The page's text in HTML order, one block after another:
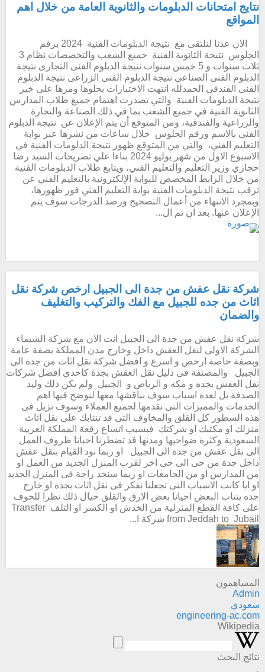
نتايج امتحانات الدبلومات والثانوية العامة من خلال اهم
المواقع
الان عدنا لنلتقى مع نتيجة الدبلومات الفنية 2024 برقم
الجلوس نتيجة الثانوية الفنية جميع الشعب والتخصصات نظام 3
ثلاث سنوات و 5 خمس سنوات نتيجة الدبلوم الفنى التجارى نتيجة
الدبلوم الفنى الصناعى نتيجة الدبلوم الفنى الزراعى نتيجة الدبلوم
الفنى الفندقى الحمدلله انتهت الاختبارات بحلوها ومرها على خير
نتيجة الدبلومات الفنية والتي تصدرت اهتمام جميع طلاب المدارس
الثانوية الفنية في جميع الشعب بما في ذلك الصناعة والتجارة
والزراعية والفندقية، ومن المتوقع أن يتم الإعلان عن نتيجة الدبلوم
الفني بالاسم ورقم الجلوس خلال ساعات من نشرها عبر بوابة
التعليم الفني، والتي من المتوقع ظهور نتيجة الدلومات الفنية في
الاسبوع الاول من شهر يوليو 2024 بناءا علي تصريحات السيد رضا
حجازي وزير التعليم والتعليم الفني، ويتابع طلاب الدبلومات الفنية
من خلال الرابط المخصص للبوابة الإلكترونية بالتعليم الفني عن
ترقب نتيجة الدبلومات الفنية بوابة التعليم الفني فور ظهورها،
وبمجرد الانتهاء من أعمال التصحيح ورصد الدرجات سوف يتم
الإعلان عنها. بعد ان تم ال...
شركة نقل عفش من جدة الى الجبيل ارخص شركة نقل
اثاث من جده للجبيل مع الفك والتركيب والتغليف
والضمان
شركة نقل عفش من جدة الى الجبيل انت الان مع شركة الشيماء
الشركة الاولى لنقل العفش داخل وخارج مدن المملكة بصفة عامة
وبصفة خاصة ارخص و اسرع و افضل شركة نقل اثاث من جدة الى
الجبيل والمصنفة فى دليل نقل العفش بجدة كاحدى افضل شركات
نقل العفش بجده و مكه و الرياض و الجبيل ولم يكن ذلك وليد
الصدفة بل لعدة اسباب سوف نناقشها معها لنوضح فيها اهم
الخدمات والمميزات التى نقدمها لجميع العملاء وسوف نزيل فى
هذه السطور كل القلق والمخاوف التى قد تنتابك على نقل اثاث
منزلك او مكتبك او شركتك فبسبب اتساع رقعة المملكة العربية
السعودية وكثرة ضواحيها ومدنها قد تضطرنا احيانا ظروف العمل
الى نقل عفش من جدة الى الجبيل او ربما نود القيام بنقل عفش
داخل جدة من حى الى حى اخر لقرب المنزل الجديد من العمل او
من المدارس او من الجامعات او ربما سنجد راحة فى المنزل الجديد
او ايا كانت الاسباب التى تجعلنا نفكر فى نقل اثاث بجدة او خارج
جده ينتاب البعض احيانا بعض الارق والقلق حيال ذلك نظرا للخوف
على كافة القطع المنزلية من الخدش او الكسر او التلف Transfer
from Jeddah to Jubail شركة ا...
المساهمون
Admin
سعودي
engineering-ac.com
Wikipedia
نتائج البحث